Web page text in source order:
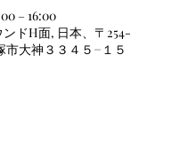
– 16:00
ドH面, 日本、〒254-
市大神３３４５−１５